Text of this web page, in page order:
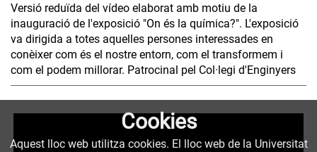
Versió reduïda del vídeo elaborat amb motiu de la
inauguració de l'exposició "On és la química?". L'exposició
va dirigida a totes aquelles persones interessades en
conèixer com és el nostre entorn, com el transformem i
com el podem millorar. Patrocinal pel Col·legi d'Enginyers
Cookies
Aquest lloc web utilitza cookies. El lloc web de la Universitat